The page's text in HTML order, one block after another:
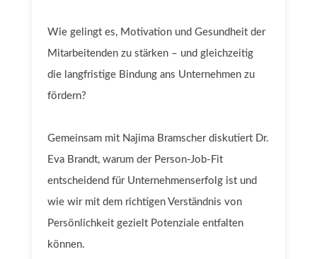
Wie gelingt es, Motivation und Gesundheit der
Mitarbeitenden zu stärken – und gleichzeitig
die langfristige Bindung ans Unternehmen zu
fördern?
Gemeinsam mit Najima Bramscher diskutiert Dr.
Eva Brandt, warum der Person-Job-Fit
entscheidend für Unternehmenserfolg ist und
wie wir mit dem richtigen Verständnis von
Persönlichkeit gezielt Potenziale entfalten
können.